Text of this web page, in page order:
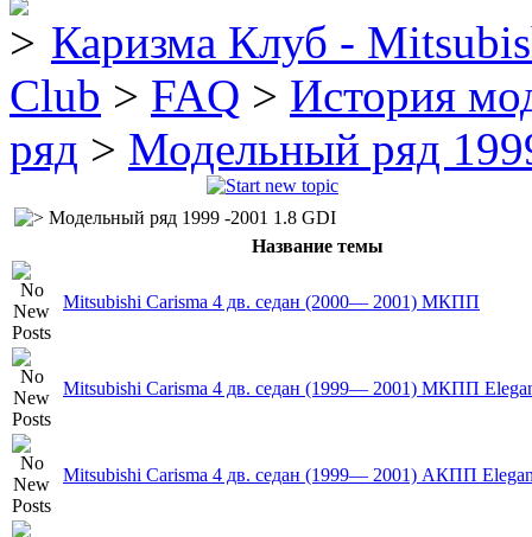
Каризма Клуб -
Club > FAQ > История
ряд > Модельный ряд
Модельный ряд 1999 -2001 1.8 GDI
Название темы
Mitsubishi Carisma 4 дв. седан (2000— 2001) MКПП
Mitsubishi Carisma 4 дв. седан (1999— 2001) MКПП
Mitsubishi Carisma 4 дв. седан (1999— 2001) AКПП